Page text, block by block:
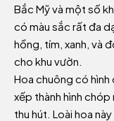
Bắc Mỹ và một số
có màu sắc rất đa
hồng, tím, xanh, và
cho khu vườn.
Hoa chuông có
xếp thành hình
thu hút. Loài hoa